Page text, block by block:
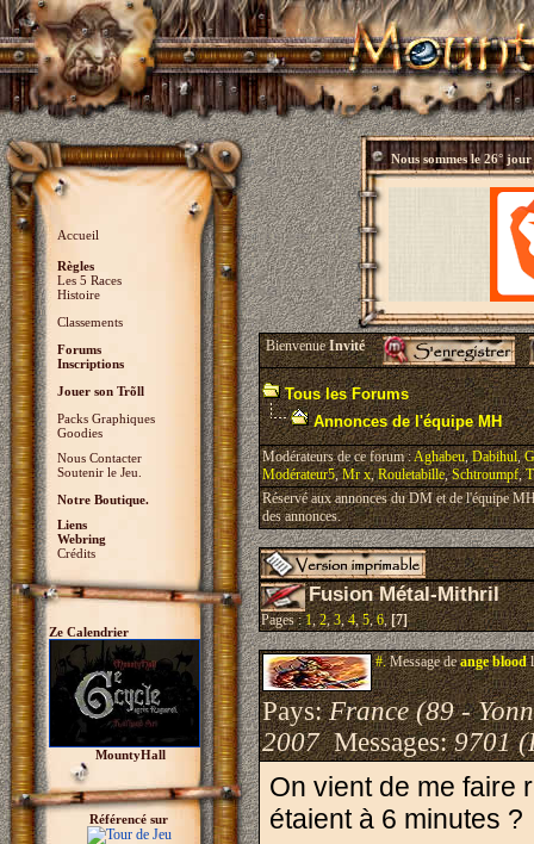
Accueil
Règles
Les 5 Races
Histoire
Classements
Forums
Inscriptions
Jouer son Trõll
Packs Graphiques
Goodies
Nous Contacter
Soutenir le Jeu.
Notre Boutique.
Liens
Webring
Crédits
Ze Calendrier
MountyHall
Référencé sur
Nous sommes le26° jour
BienvenueInvité
Tous les Forums
Annonces de l'équipe MH
Modérateurs de ce forum :Aghabeu,Dabihul,
Modérateur5,Mr x,Rouletabille,Schtroumpf,
Réservé aux annonces du DM et de l'équipe
des annonces.
Fusion Métal-Mithril
Pages :1,2,3,4,5,6,[7]
#.Message deange blood
Pays:France (89 -
2007Messages:9701
On vient de me faire
étaient à 6 minutes ?